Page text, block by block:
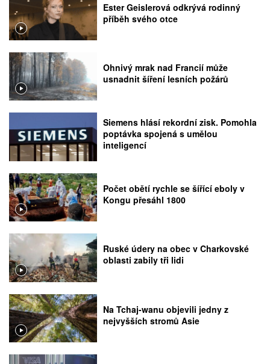
Ester Geislerová odkrývá rodinný
příběh svého otce
Ohnivý mrak nad Francií může
usnadnit šíření lesních požárů
Siemens hlásí rekordní zisk. Pomohla
poptávka spojená s umělou
inteligencí
Počet obětí rychle se šířící eboly v
Kongu přesáhl 1800
Ruské údery na obec v Charkovské
oblasti zabily tři lidi
Na Tchaj-wanu objevili jedny z
nejvyšších stromů Asie